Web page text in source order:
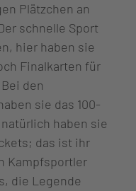
Plätzchen an
schnelle Sport
hier haben sie
Finalkarten für
den
sie das 100-
haben sie
das ist ihr
Kampfsportler
die Legende